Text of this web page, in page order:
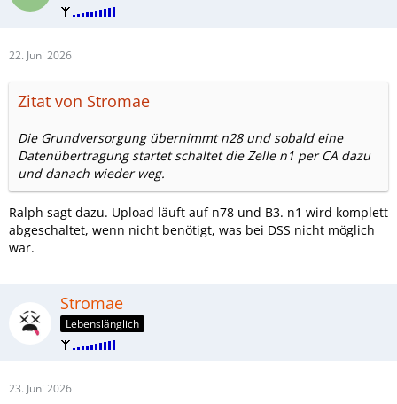
Die Grundversorgung übernimmt n28 und sobald eine
und danach wieder weg.
man die Zelle selbst entscheiden wie die User auf die
22. Juni 2026
Zitat von Stromae
Die Grundversorgung übernimmt n28 und sobald eine
Datenübertragung startet schaltet die Zelle n1 per CA dazu
und danach wieder weg.
Ralph sagt dazu. Upload läuft auf n78 und B3. n1 wird komplett
abgeschaltet, wenn nicht benötigt, was bei DSS nicht möglich
war.
Stromae
Lebenslänglich
23. Juni 2026